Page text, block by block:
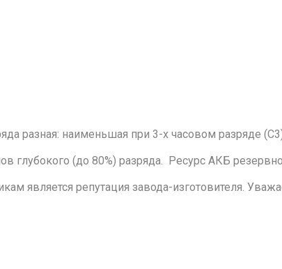
разная: наименьшая при 3-х часовом разряде
глубокого (до 80%) разряда. Ресурс АКБ
является репутация завода-изготовителя.